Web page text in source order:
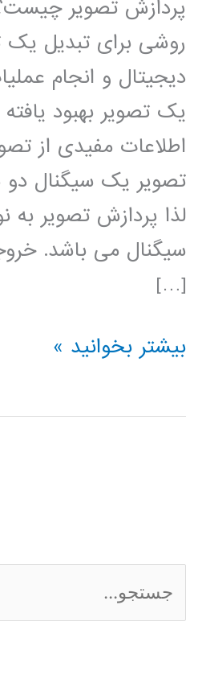
پردازش تصویر
روشی برای تبدیل یک
دیجیتال و انجام
یک تصویر بهبود
اطلاعات مفیدی از
تصویر یک سیگنال
لذا پردازش تصویر
سیگنال می باشد.
[…]
فیلم
پردازش
بیشتر بخوانید »
س